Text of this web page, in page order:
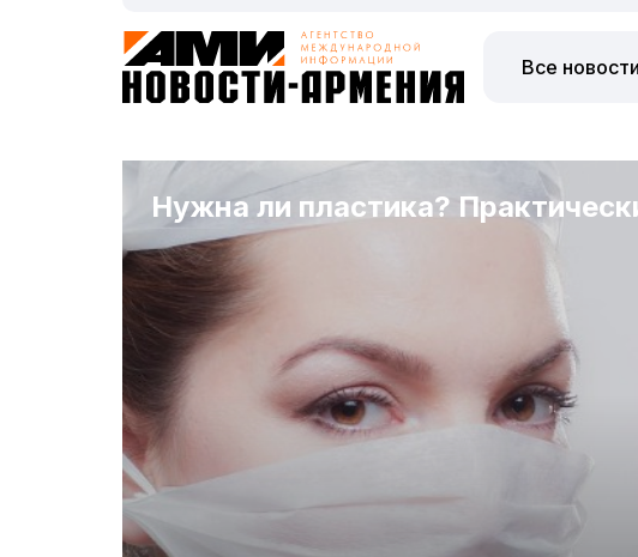
Все новости
Нужна ли пластика?